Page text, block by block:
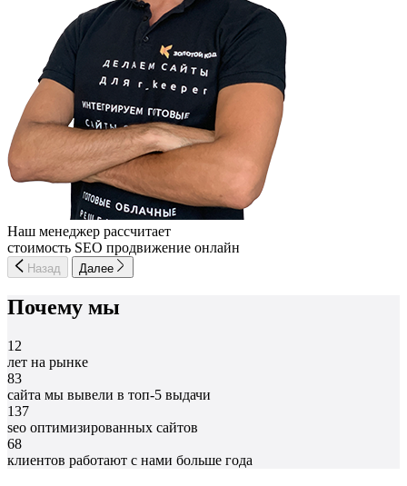
Наш менеджер рассчитает
стоимость SEO продвижение онлайн
Назад Далее
Почему мы
12
лет на рынке
83
сайта мы вывели в топ-5 выдачи
137
seo оптимизированных сайтов
68
клиентов работают с нами больше года